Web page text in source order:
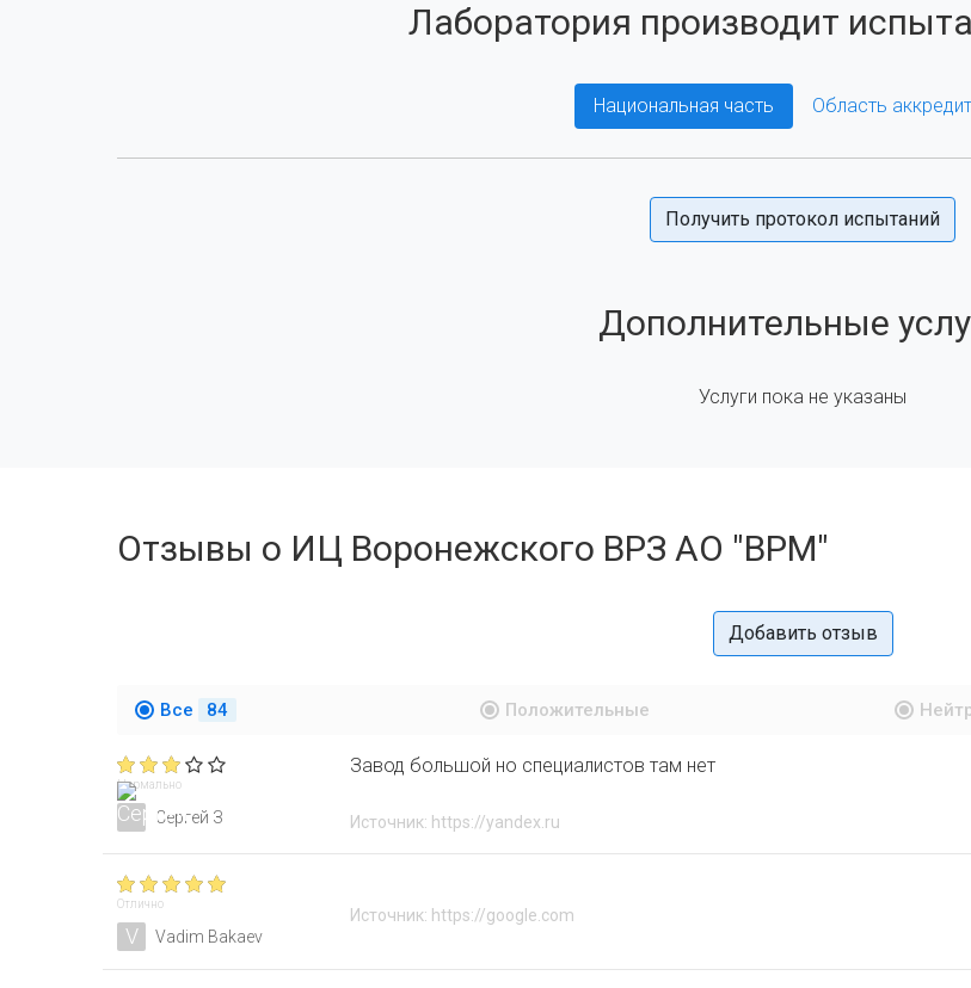
Лаборатория производит
Национальная часть Область
Получить протокол испытаний
Дополнительные
Услуги пока не указаны
Отзывы о ИЦ Воронежского ВРЗ АО "ВРМ"
Добавить отзыв
Все 84 Положительные
Нормально
Сергей З
Завод большой но специалистов там нет
Источник: https://yandex.ru
Отлично
V Vadim Bakaev
Источник: https://google.com